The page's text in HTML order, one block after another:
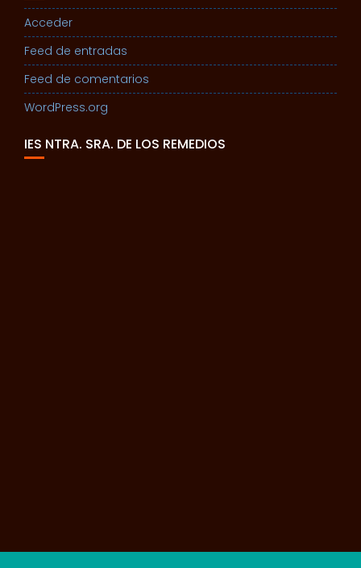
Acceder
Feed de entradas
Feed de comentarios
WordPress.org
IES NTRA. SRA. DE LOS REMEDIOS